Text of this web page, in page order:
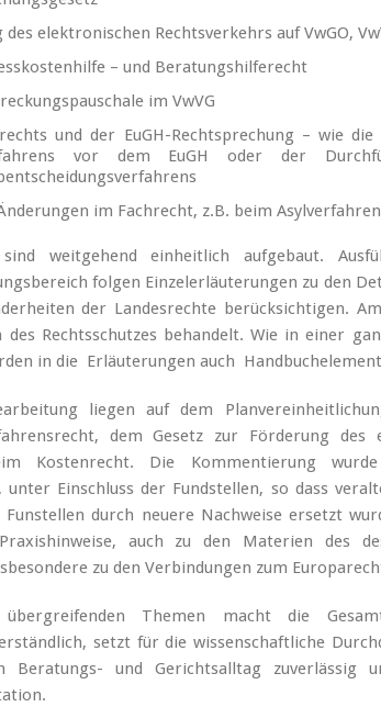
elektronischen Rechtsverkehrs auf VwGO,
– und Beratungshilferecht
im VwVG
und der EuGH-Rechtsprechung – wie
vor dem EuGH oder der
im Fachrecht, z.B. beim
weitgehend einheitlich aufgebaut.
folgen Einzelerläuterungen zu den
der Landesrechte berücksichtigen.
des Rechtsschutzes behandelt. Wie in einer
in die Erläuterungen auch
liegen auf dem
dem Gesetz zur Förderung des
Kostenrecht. Die Kommentierung
unter Einschluss der Fundstellen, so dass
durch neuere Nachweise ersetzt
auch zu den Materien des
zu den Verbindungen zum
Themen macht die
setzt für die wissenschaftliche
und Gerichtsalltag zuverlässig